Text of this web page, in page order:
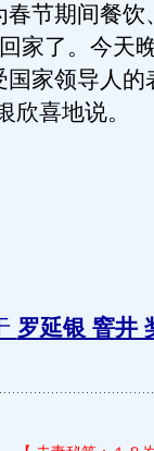
节期间餐饮
家了。今天
家领导人的
欣喜地说。
罗延银 窨井